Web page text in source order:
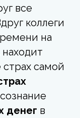
все
коллеги
на
страх самой
денег в